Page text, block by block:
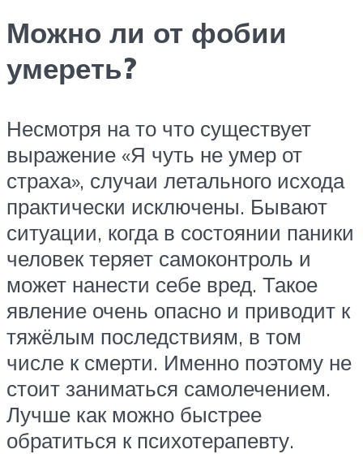
Можно ли от фобии
умереть?
Несмотря на то что существует
выражение «Я чуть не умер от
страха», случаи летального исхода
практически исключены. Бывают
ситуации, когда в состоянии паники
человек теряет самоконтроль и
может нанести себе вред. Такое
явление очень опасно и приводит к
тяжёлым последствиям, в том
числе к смерти. Именно поэтому не
стоит заниматься самолечением.
Лучше как можно быстрее
обратиться к психотерапевту.